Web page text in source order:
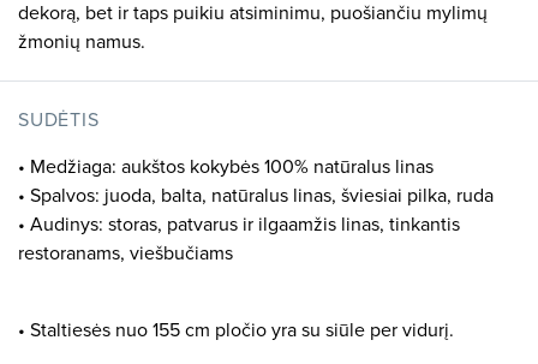
dekorą, bet ir taps puikiu atsiminimu, puošiančiu mylimų
žmonių namus.
SUDĖTIS
• Medžiaga: aukštos kokybės 100% natūralus linas
• Spalvos: juoda, balta, natūralus linas, šviesiai pilka, ruda
• Audinys: storas, patvarus ir ilgaamžis linas, tinkantis
restoranams, viešbučiams
• Staltiesės nuo 155 cm pločio yra su siūle per vidurį.